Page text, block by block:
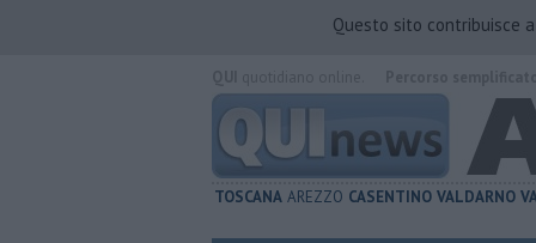
Questo sito contribuisce
TOSCANA AREZZO CASENTINO VALDARNO